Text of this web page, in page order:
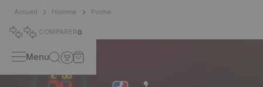
Accueil Homme
Poche
COMPARER0
Menu